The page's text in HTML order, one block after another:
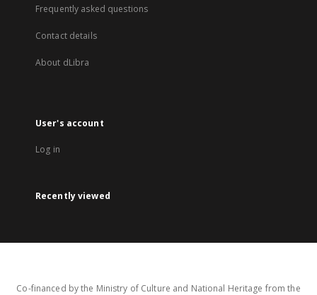
Frequently asked questions
Contact details
About dLibra
User's account
Log in
Recently viewed
Co-financed by the Ministry of Culture and National Heritage from the